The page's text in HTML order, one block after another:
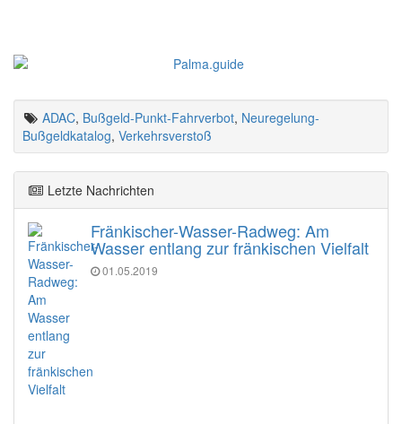
ADAC, Bußgeld-Punkt-Fahrverbot, Neuregelung-
Bußgeldkatalog, Verkehrsverstoß
Letzte Nachrichten
Fränkischer-Wasser-Radweg: Am
Wasser entlang zur fränkischen Vielfalt
01.05.2019